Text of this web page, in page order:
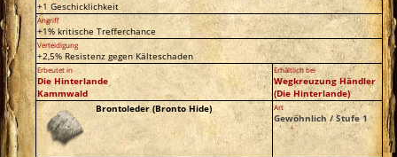
+1 Geschicklichkeit
Angriff
+1% kritische Trefferchance
Verteidigung
+2,5% Resistenz gegen Kälteschaden
Erbeutet in
Die Hinterlande
Kammwald
Erhältlich bei
Wegkreuzung Händler
(Die Hinterlande)
Brontoleder (Bronto Hide)
Art
Gewöhnlich / Stufe 1